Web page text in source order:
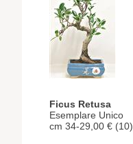
Ficus Retusa
Esemplare Unico
cm 34-29,00 € (10)